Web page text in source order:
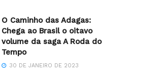
O Caminho das Adagas:
Chega ao Brasil o oitavo
volume da saga A Roda do
Tempo
30 DE JANEIRO DE 2023